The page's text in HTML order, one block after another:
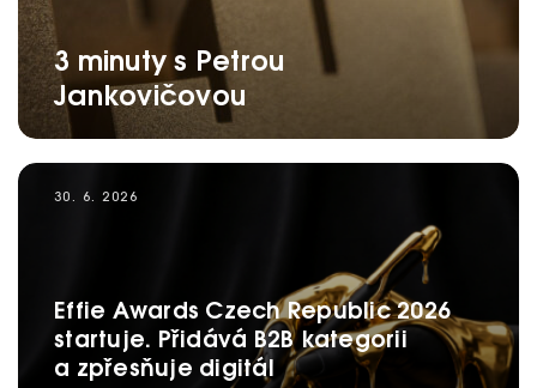
3 minuty s Petrou
Jankovičovou
30. 6. 2026
Effie Awards Czech Republic 2026
startuje. Přidává B2B kategorii
a zpřesňuje digitál